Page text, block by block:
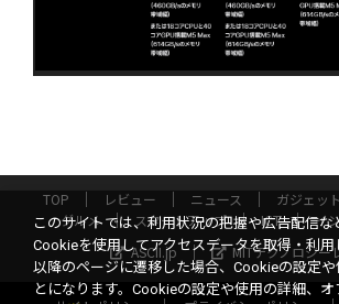
TOP レビュー ニュース ガジェット
グルメ
スタートアップ ICT
イ
ASCII.jp
MITテクノロジー
このサイトでは、利用状況の把握や広告配信な
Cookieを使用してアクセスデータを取得・利用
以降のページに遷移した場合、Cookieの設定や
とになります。Cookieの設定や使用の詳細、